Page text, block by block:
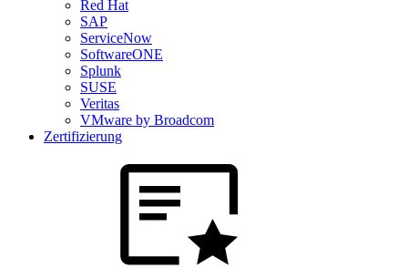
Red Hat
SAP
ServiceNow
SoftwareONE
Splunk
SUSE
Veritas
VMware by Broadcom
Zertifizierung